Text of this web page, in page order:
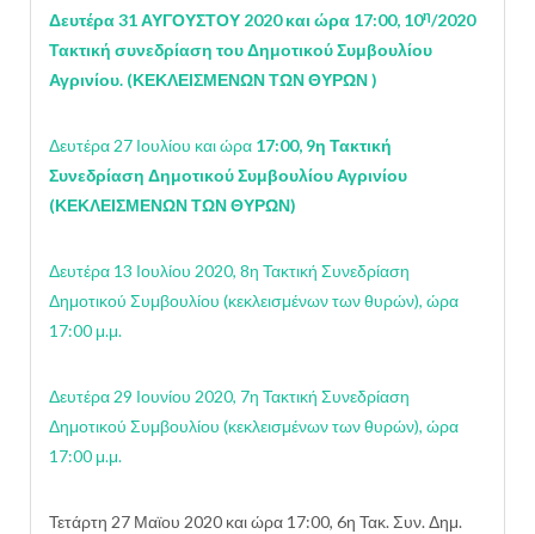
Δευτέρα 31 ΑΥΓΟΥΣΤΟΥ 2020 και ώρα 17:00, 10η/2020
Τακτική συνεδρίαση του Δημοτικού Συμβουλίου
Αγρινίου. (ΚΕΚΛΕΙΣΜΕΝΩΝ ΤΩΝ ΘΥΡΩΝ )
Δευτέρα 27 Ιουλίου και ώρα 17:00, 9η Τακτική
Συνεδρίαση Δημοτικού Συμβουλίου Αγρινίου
(ΚΕΚΛΕΙΣΜΕΝΩΝ ΤΩΝ ΘΥΡΩΝ)
Δευτέρα 13 Ιουλίου 2020, 8η Τακτική Συνεδρίαση
Δημοτικού Συμβουλίου (κεκλεισμένων των θυρών), ώρα
17:00 μ.μ.
Δευτέρα 29 Ιουνίου 2020, 7η Τακτική Συνεδρίαση
Δημοτικού Συμβουλίου (κεκλεισμένων των θυρών), ώρα
17:00 μ.μ.
Τετάρτη 27 Μαϊου 2020 και ώρα 17:00, 6η Τακ. Συν. Δημ.